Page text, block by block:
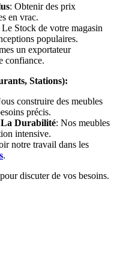
: Obtenir des prix
en vrac.
Le Stock de votre magasin
populaires.
un exportateur
confiance.
Stations):
construire des meubles
précis.
La Durabilité: Nos meubles
intensive.
notre travail dans les
.
pour discuter de vos besoins.